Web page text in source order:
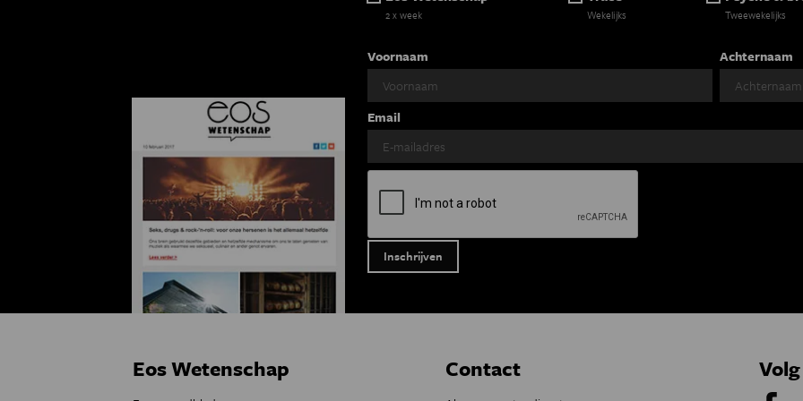
2 x week Wekelijks Tweewekelijks
Voornaam Achternaam
Email
Eos Wetenschap Contact